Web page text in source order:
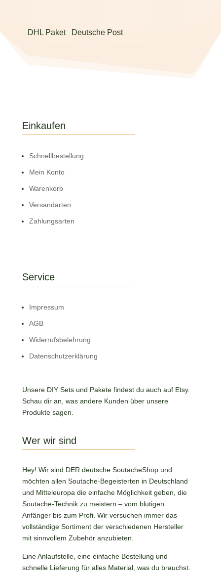
DHL Paket Deutsche Post
Einkaufen
Schnell­bestellung
Mein Konto
Warenkorb
Versandarten
Zahlungsarten
Service
Impressum
AGB
Widerrufsbelehrung
Datenschutzerklärung
Unsere DIY Sets und Pakete findest du auch auf Etsy.
Schau dir an, was andere Kunden über unsere
Produkte sagen.
Wer wir sind
Hey! Wir sind DER deutsche SoutacheShop und
möchten allen Soutache-Begeisterten in Deutschland
und Mitteleuropa die einfache Möglichkeit geben, die
Soutache-Technik zu meistern – vom blutigen
Anfänger bis zum Profi. Wir versuchen immer das
vollständige Sortiment der verschiedenen Hersteller
mit sinnvollem Zubehör anzubieten.
Eine Anlaufstelle, eine einfache Bestellung und
schnelle Lieferung für alles Material, was du brauchst.